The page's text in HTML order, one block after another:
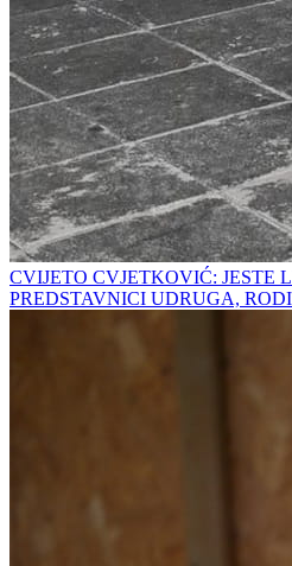
CVIJETO CVJETKOVIĆ: JESTE
PREDSTAVNICI UDRUGA,